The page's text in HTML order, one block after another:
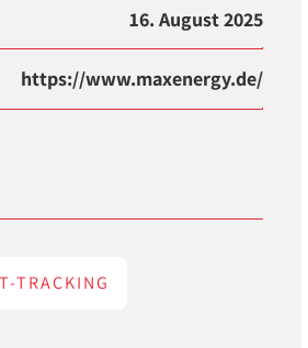
16. August 2025
https://www.maxenergy.de/
TRACKING